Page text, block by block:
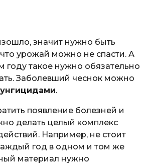
значит нужно быть
урожай можно не спасти. А
году такое нужно обязательно
Заболевший чеснок можно
.
появление болезней и
делать целый комплекс
Например, не стоит
год в одном и том же
материал нужно